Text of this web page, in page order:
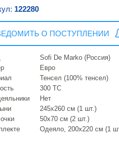
122280
О ПОСТУПЛЕНИИ
Sofi De Marko (Россия)
Евро
Тенсел (100% тенсел)
300 ТС
Нет
245х260 см (1 шт.)
50х70 см (2 шт.)
Одеяло, 200х220 см (1